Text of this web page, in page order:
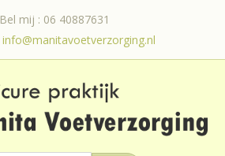
Bel mij : 06 40887631
info@manitavoetverzorging.nl